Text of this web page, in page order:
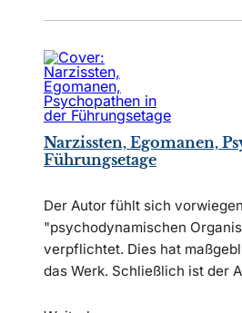
Narzissten, Egomanen,
Führungsetage
Der Autor fühlt sich
"psychodynamischen
verpflichtet. Dies hat
das Werk. Schließlich ist der